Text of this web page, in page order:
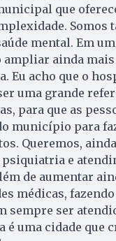
que
Somos
mental. Em
ampliar ainda mais
Eu acho que o
uma grande
para que as
município para
Queremos,
psiquiatria e
de aumentar
médicas,
sempre ser
é uma cidade que